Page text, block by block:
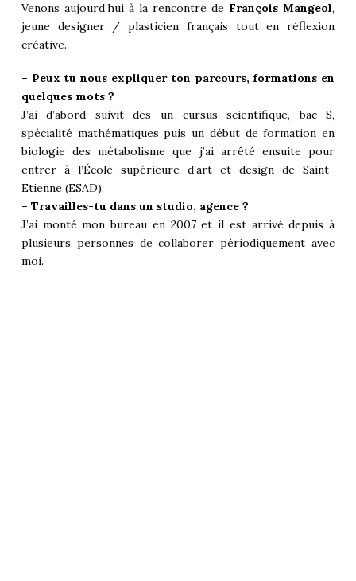
Venons aujourd’hui à la rencontre de François Mangeol,
jeune designer / plasticien français tout en réflexion
créative.
– Peux tu nous expliquer ton parcours, formations en
quelques mots ?
J’ai d’abord suivit des un cursus scientifique, bac S,
spécialité mathématiques puis un début de formation en
biologie des métabolisme que j’ai arrêté ensuite pour
entrer à l’École supérieure d’art et design de Saint-
Etienne (ESAD).
– Travailles-tu dans un studio, agence ?
J’ai monté mon bureau en 2007 et il est arrivé depuis à
plusieurs personnes de collaborer périodiquement avec
moi.